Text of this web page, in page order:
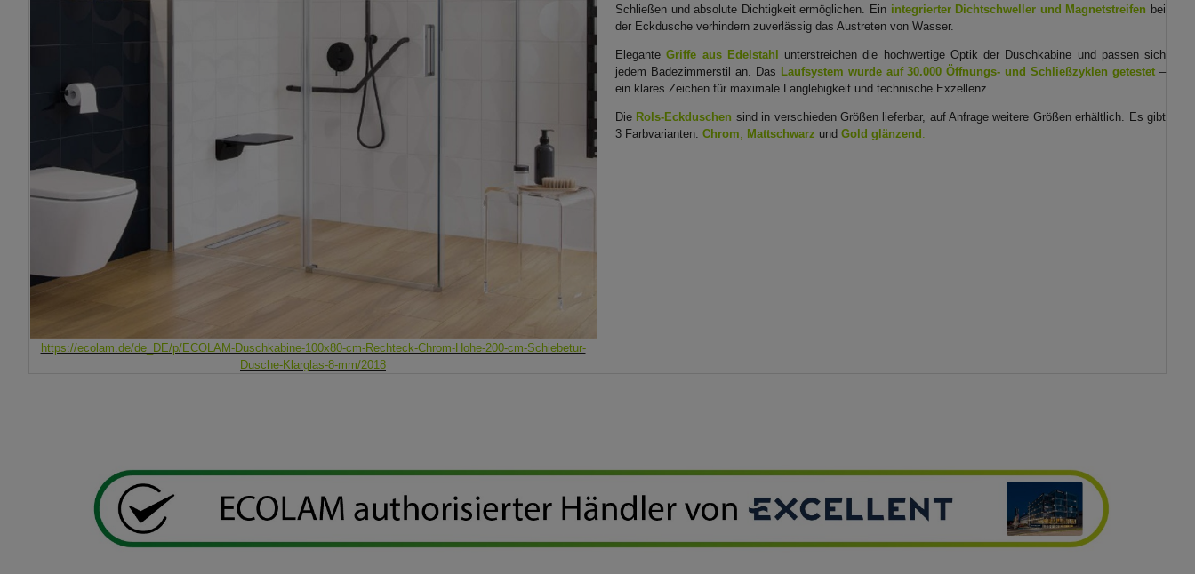
Schließen und absolute Dichtigkeit ermöglichen. Ein integrierter Dichtschweller und Magnetstreifen bei
der Eckdusche verhindern zuverlässig das Austreten von Wasser.
EleganteGriffe aus Edelstahl unterstreichen die hochwertige Optik der Duschkabine und passen sich
jedem Badezimmerstil an. Das Laufsystem wurde auf 30.000 Öffnungs- und Schließzyklen getestet –
ein klares Zeichen für maximale Langlebigkeit und technische Exzellenz. .
Die Rols-Eckduschen sind in verschieden Größen lieferbar, auf Anfrage weitere Größen erhältlich. Es gibt
3 Farbvarianten: Chrom Mattschwarz und Gold glänzend
https://ecolam.de/de_DE/p/ECOLAM-Duschkabine-100x80-cm-Rechteck-Chrom-Hohe-200-cm-Schiebetur-
Dusche-Klarglas-8-mm/2018